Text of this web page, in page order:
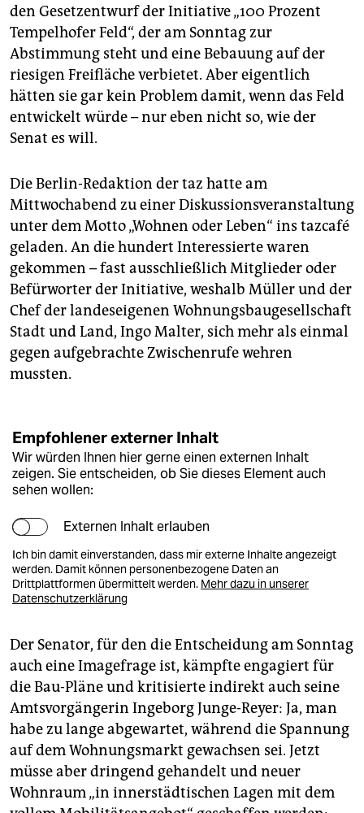
den Gesetzentwurf der Initiative „100 Prozent
Tempelhofer Feld“, der am Sonntag zur
Abstimmung steht und eine Bebauung auf der
riesigen Freifläche verbietet. Aber eigentlich
hätten sie gar kein Problem damit, wenn das Feld
entwickelt würde – nur eben nicht so, wie der
Senat es will.
Die Berlin-Redaktion der taz hatte am
Mittwochabend zu einer Diskussionsveranstaltung
unter dem Motto „Wohnen oder Leben“ ins tazcafé
geladen. An die hundert Interessierte waren
gekommen – fast ausschließlich Mitglieder oder
Befürworter der Initiative, weshalb Müller und der
Chef der landeseigenen Wohnungsbaugesellschaft
Stadt und Land, Ingo Malter, sich mehr als einmal
gegen aufgebrachte Zwischenrufe wehren
mussten.
Empfohlener externer Inhalt
Wir würden Ihnen hier gerne einen externen Inhalt
zeigen. Sie entscheiden, ob Sie dieses Element auch
sehen wollen:
Externen Inhalt erlauben
Ich bin damit einverstanden, dass mir externe Inhalte angezeigt
werden. Damit können personenbezogene Daten an
Drittplattformen übermittelt werden. Mehr dazu in unserer
Datenschutzerklärung
Der Senator, für den die Entscheidung am Sonntag
auch eine Imagefrage ist, kämpfte engagiert für
die Bau-Pläne und kritisierte indirekt auch seine
Amtsvorgängerin Ingeborg Junge-Reyer: Ja, man
habe zu lange abgewartet, während die Spannung
auf dem Wohnungsmarkt gewachsen sei. Jetzt
müsse aber dringend gehandelt und neuer
Wohnraum „in innerstädtischen Lagen mit dem